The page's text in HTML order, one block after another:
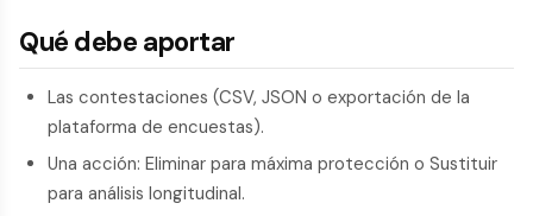
Qué debe aportar
Las contestaciones (CSV, JSON o exportación de la
plataforma de encuestas).
Una acción: Eliminar para máxima protección o Sustituir
para análisis longitudinal.